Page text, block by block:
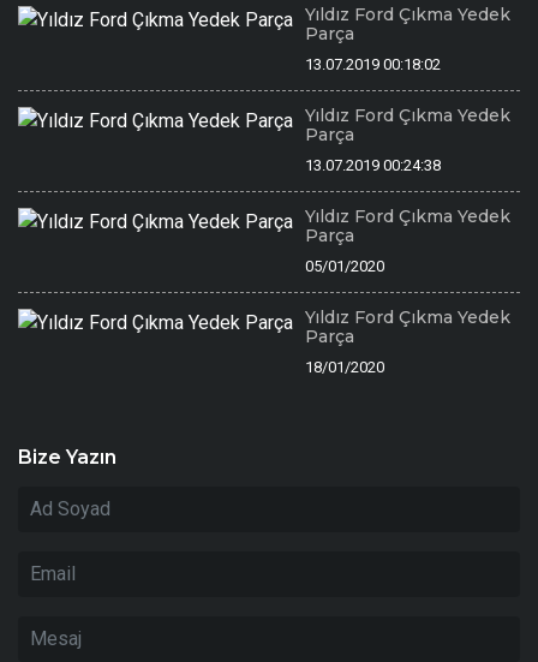
Yıldız Ford Çıkma Yedek
Parça
13.07.2019 00:18:02
Yıldız Ford Çıkma Yedek
Parça
13.07.2019 00:24:38
Yıldız Ford Çıkma Yedek
Parça
05/01/2020
Yıldız Ford Çıkma Yedek
Parça
18/01/2020
Bize Yazın